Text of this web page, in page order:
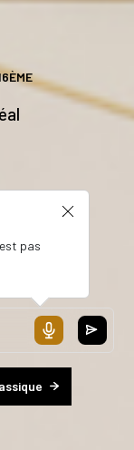
pas